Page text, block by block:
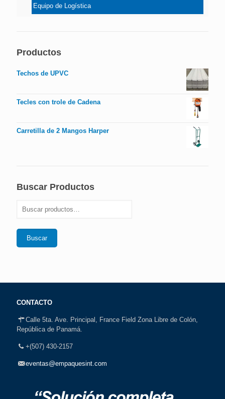
Equipo de Logística
Productos
Techos de UPVC
Tecles con trole de Cadena
Carretilla de 2 Mangos Harper
Buscar Productos
Buscar
CONTACTO
Calle 5ta. Ave. Principal, France Field Zona Libre de Colón,
República de Panamá.
+(507) 430-2157
eventas@empaquesint.com